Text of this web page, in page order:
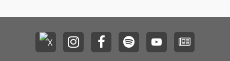
新曲である。
新曲である。